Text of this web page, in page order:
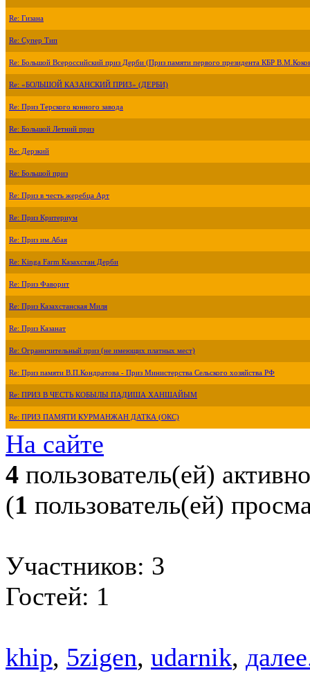
Re: Гизана
Re: Супер Тип
Re: Большой Всероссийский приз Дерби (Приз памяти первого президента КБР
Re: «БОЛЬШОЙ КАЗАНСКИЙ ПРИЗ» (ДЕРБИ)
Re: Приз Терского конного завода
Re: Большой Летний приз
Re: Дерзкий
Re: Большой приз
Re: Приз в честь жеребца Арт
Re: Приз Критериум
Re: Приз им.Абая
Re: Kinga Farm Казахстан Дерби
Re: Приз Фаворит
Re: Приз Казахстанская Миля
Re: Приз Казанат
Re: Ограничительный приз (не имеющих платных мест)
Re: Приз памяти В.П.Кондратова - Приз Министерства Сельского хозяйства РФ
Re: ПРИЗ В ЧЕСТЬ КОБЫЛЫ ПАДИША ХАНШАЙЫМ
Re: ПРИЗ ПАМЯТИ КУРМАНЖАН ДАТКА (ОКС)
На сайте
4 пользователь(ей) активно
(1 пользователь(ей)
Участников: 3
Гостей: 1
khip, 5zigen, udarnik,